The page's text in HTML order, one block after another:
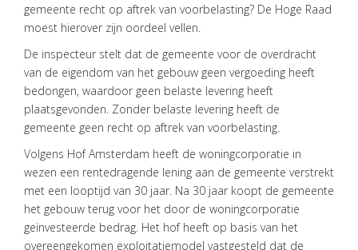
OVER
VISIE
TEAM
ACTUEEL
CONTACT
gemeente recht op aftrek van voorbelasting? De Hoge Raad
moest hierover zijn oordeel vellen.
De inspecteur stelt dat de gemeente voor de overdracht
van de eigendom van het gebouw geen vergoeding heeft
bedongen, waardoor geen belaste levering heeft
plaatsgevonden. Zonder belaste levering heeft de
gemeente geen recht op aftrek van voorbelasting.
Volgens Hof Amsterdam heeft de woningcorporatie in
wezen een rentedragende lening aan de gemeente verstrekt
met een looptijd van 30 jaar. Na 30 jaar koopt de gemeente
het gebouw terug voor het door de woningcorporatie
geïnvesteerde bedrag. Het hof heeft op basis van het
overeengekomen exploitatiemodel vastgesteld dat de